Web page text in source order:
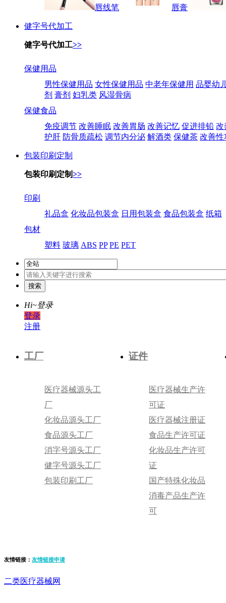
唇线笔 唇膏
健字号代加工
健字号代加工>>
保健用品
男性保健用品 女性保健用品 中老年保健用 品婴幼
剂 膏剂 妇乳类 风湿骨病
保健食品
免疫调节 改善睡眠 改善胃肠 改善记忆 促进排铅 改
护肝 防骨质疏松 调节内分泌 解酒类 保健茶 改善性
包装印刷定制
包装印刷定制>>
印刷
礼品盒 化妆品包装盒 日用包装盒 食品包装盒 纸箱
包材
塑料 玻璃 ABS PP PE PET
Hi~登录
登录
注册
工厂
医疗器械源头工
厂
化妆品源头工厂
食品源头工厂
消字号源头工厂
健字号源头工厂
包装印刷工厂
证件
医疗器械生产许
可证
医疗器械注册证
食品生产许可证
化妆品生产许可
证
国产特殊化妆品
消毒产品生产许
可
友情链接： 友情链接申请
二类医疗器械网